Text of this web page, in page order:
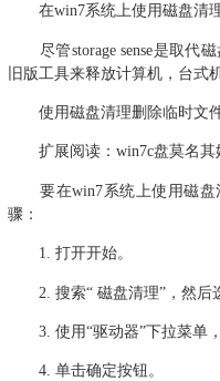
在win7系统上使用磁盘清
尽管storage sense是取代
旧版工具来释放计算机，台式
使用磁盘清理删除临时文
扩展阅读：win7c盘莫名其
要在win7系统上使用磁盘
骤：
1. 打开开始。
2. 搜索“ 磁盘清理”，然后
3. 使用“驱动器”下拉菜单，
4. 单击确定按钮。